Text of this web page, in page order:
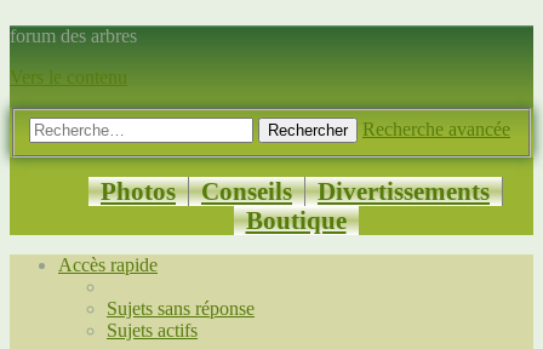
forum des arbres
Vers le contenu
Rechercher Recherche avancée
Photos Conseils
Divertissements
Boutique
Accès rapide
Sujets sans réponse
Sujets actifs